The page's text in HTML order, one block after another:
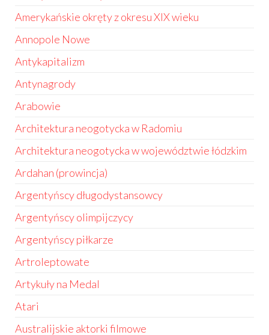
Amerykańskie okręty z okresu XIX wieku
Annopole Nowe
Antykapitalizm
Antynagrody
Arabowie
Architektura neogotycka w Radomiu
Architektura neogotycka w województwie łódzkim
Ardahan (prowincja)
Argentyńscy długodystansowcy
Argentyńscy olimpijczycy
Argentyńscy piłkarze
Artroleptowate
Artykuły na Medal
Atari
Australijskie aktorki filmowe